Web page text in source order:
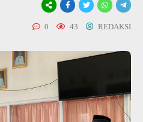
0 43 REDAKSI